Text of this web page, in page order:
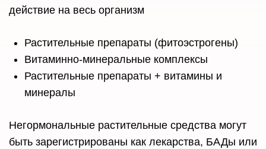
действие на весь организм
Растительные препараты (фитоэстрогены)
Витаминно-минеральные комплексы
Растительные препараты + витамины и
минералы
Негормональные растительные средства могут
быть зарегистрированы как лекарства, БАДы или